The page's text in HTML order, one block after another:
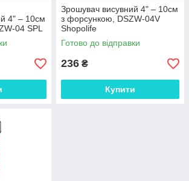
4" – 10см
04 SPL
Зрошувач висувний 4" – 10см
з форсункою, DSZW-04V
Shopolife
Готово до відправки
236 ₴
Купити